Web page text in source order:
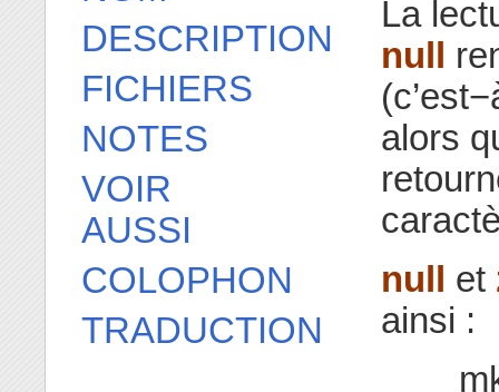
La
null
alors
null et
ainsi :
DESCRIPTION
FICHIERS
NOTES
VOIR
AUSSI
COLOPHON
TRADUCTION